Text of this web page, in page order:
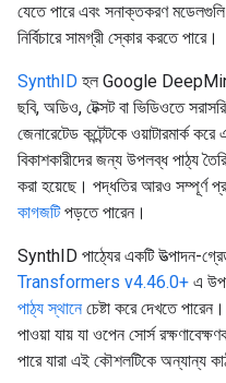
যেতে পারে এবং সনাক্তকরণ
নির্বিচারে সামগ্রী স্কোর করতে পারে।
SynthID হল Google
ছবি, অডিও, টেক্সট বা ভিডিওতে
জেনারেটেড কন্টেন্টকে ওয়াটারমার্ক
বিকাশকারীদের জন্য উপলব্ধ পাঠ্য
করা হয়েছে। পদ্ধতির আরও সম্পূর্ণ
কাগজটিপড়তে পারেন।
SynthID পাঠ্যের একটি উত্পাদন-
Transformers v4.46.0+ এ
পাঠ্য স্থানেচেষ্টা করে দেখতে পারেন।
পাওয়া যায় যা ওপেন সোর্স
পারে যারা এই কৌশলটিকে অন্যান্য